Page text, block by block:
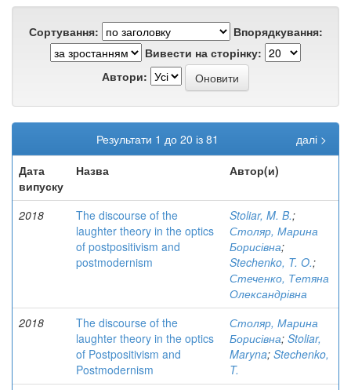
Сортування:
Впорядкування:
Вивести на сторінку:
Автори:
Результати 1 до 20 із 81
далі >
Дата
випуску
Назва Автор(и)
2018
The discourse of the
laughter theory in the optics
of postpositivism and
postmodernism
Stoliar, M. B.;
Столяр, Марина
Борисівна;
Stechenko, T. O.;
Стеченко, Тетяна
Олександрівна
2018
The discourse of the
laughter theory in the optics
of Postpositivism and
Postmodernism
Столяр, Марина
Борисівна; Stoliar,
Maryna; Stechenko,
T.